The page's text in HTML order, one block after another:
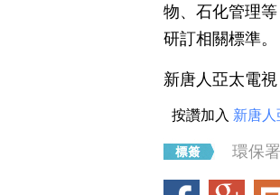
物、石化管理
研訂相關標準。
新唐人亞太電
按讚加入 新唐人
環保署